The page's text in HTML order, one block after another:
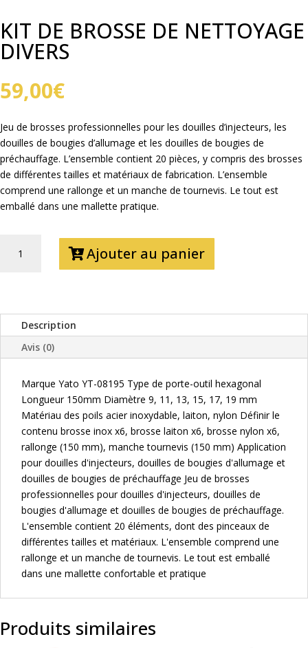
KIT DE BROSSE DE NETTOYAGE
DIVERS
59,00€
Jeu de brosses professionnelles pour les douilles d’injecteurs, les
douilles de bougies d’allumage et les douilles de bougies de
préchauffage. L’ensemble contient 20 pièces, y compris des brosses
de différentes tailles et matériaux de fabrication. L’ensemble
comprend une rallonge et un manche de tournevis. Le tout est
emballé dans une mallette pratique.
NETTOYAGE
DIVERS
Ajouter au panier
Description
Avis (0)
Marque Yato YT-08195 Type de porte-outil hexagonal
Longueur 150mm Diamètre 9, 11, 13, 15, 17, 19 mm
Matériau des poils acier inoxydable, laiton, nylon Définir le
contenu brosse inox x6, brosse laiton x6, brosse nylon x6,
rallonge (150 mm), manche tournevis (150 mm) Application
pour douilles d'injecteurs, douilles de bougies d'allumage et
douilles de bougies de préchauffage Jeu de brosses
professionnelles pour douilles d'injecteurs, douilles de
bougies d'allumage et douilles de bougies de préchauffage.
L'ensemble contient 20 éléments, dont des pinceaux de
différentes tailles et matériaux. L'ensemble comprend une
rallonge et un manche de tournevis. Le tout est emballé
dans une mallette confortable et pratique
Produits similaires